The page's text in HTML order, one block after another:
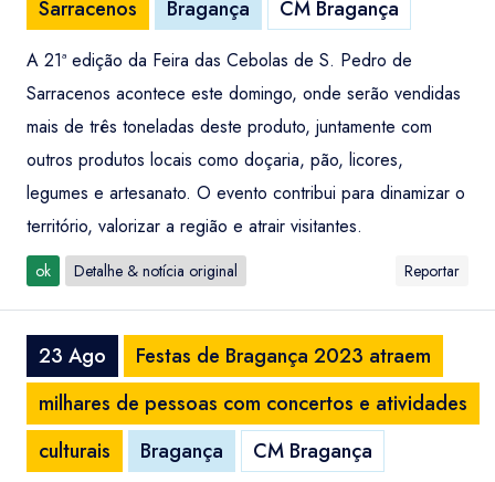
Sarracenos
Bragança CM Bragança
A 21ª edição da Feira das Cebolas de S. Pedro de
Sarracenos acontece este domingo, onde serão vendidas
mais de três toneladas deste produto, juntamente com
outros produtos locais como doçaria, pão, licores,
legumes e artesanato. O evento contribui para dinamizar o
território, valorizar a região e atrair visitantes.
ok Detalhe & notícia original Reportar
23 Ago
Festas de Bragança 2023 atraem
milhares de pessoas com concertos e atividades
culturais
Bragança CM Bragança